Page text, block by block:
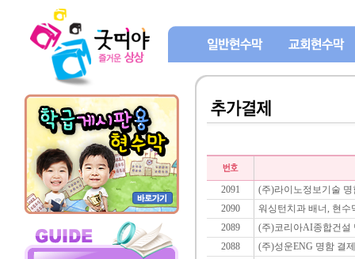
2091
(주)라이노정보기술
2090
워싱턴치과 배너, 현
2089
(주)코리아AI종합건설
2088
(주)성운ENG 명함 결